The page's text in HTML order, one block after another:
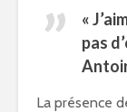
«
pas
La présence